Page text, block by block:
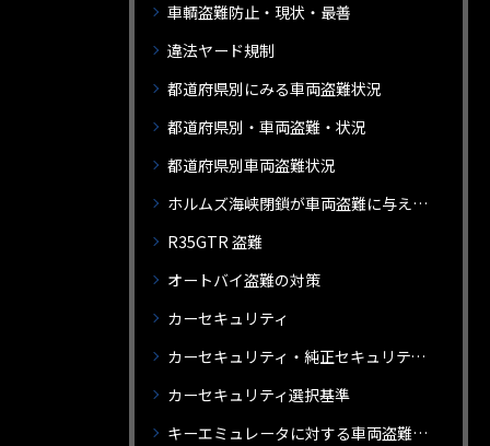
車輌盗難防止・現状・最善
違法ヤード規制
都道府県別にみる車両盗難状況
都道府県別・車両盗難・状況
都道府県別車両盗難状況
ホルムズ海峡閉鎖が車両盗難に与える影響
R35GTR 盗難
オートバイ盗難の対策
カーセキュリティ
カーセキュリティ・純正セキュリティと社外セキュリティ・違い
カーセキュリティ選択基準
キーエミュレータに対する車両盗難防止対策